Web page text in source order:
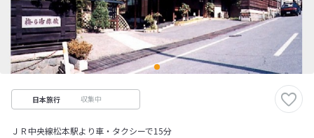
日本旅行 収集中
ＪＲ中央線松本駅より車・タクシーで15分